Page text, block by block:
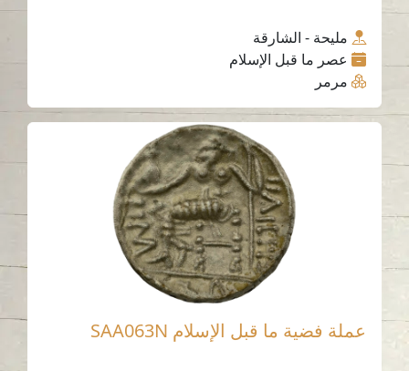
مليحة - الشارقة
عصر ما قبل الإسلام
مرمر
عملة فضية ما قبل الإسلام SAA063N